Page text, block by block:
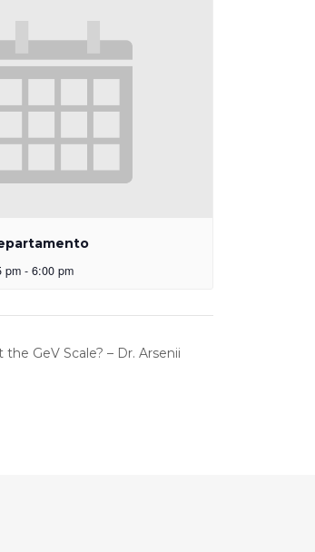
pm - 6:00 pm
GeV Scale? – Dr. Arsenii